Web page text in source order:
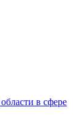
в сфере